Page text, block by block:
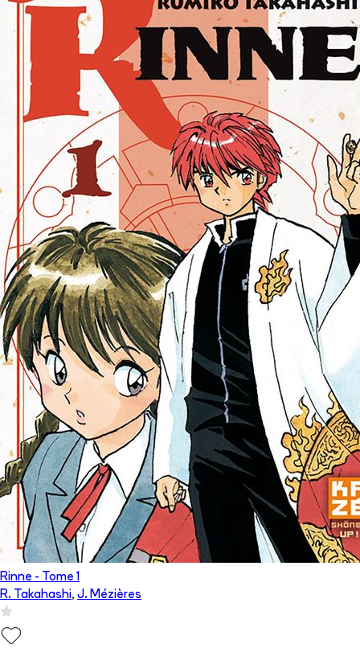
Rinne - Tome 1
R. Takahashi, J. Mézières